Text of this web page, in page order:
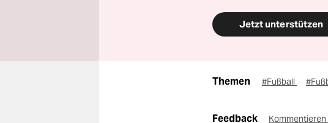
Jetzt unterstützen
Themen #Fußball
Feedback Kommentieren